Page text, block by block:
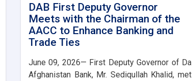
DAB First Deputy Governor
Meets with the Chairman of the
AACC to Enhance Banking and
Trade Ties
June 09, 2026— First Deputy Governor of Da
Afghanistan Bank, Mr. Sediqullah Khalid, met